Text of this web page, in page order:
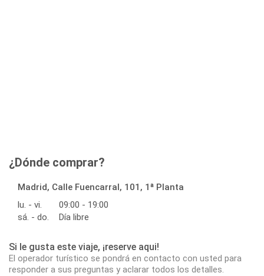
¿Dónde comprar?
Madrid, Calle Fuencarral, 101, 1ª Planta
lu. - vi.
09:00 - 19:00
sá. - do.
Día libre
Si le gusta este viaje, ¡reserve aqui!
El operador turístico se pondrá en contacto con usted para
responder a sus preguntas y aclarar todos los detalles.